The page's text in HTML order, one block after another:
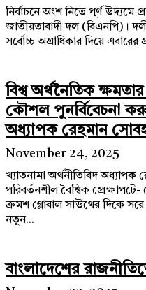
নির্বাচনে অংশ নিতে পূর্ণ উদ্যমে
জাতীয়তাবাদী দল (বিএনপি)।
সর্বোচ্চ অগ্রাধিকার দিয়ে এবারের
বিশ্ব অর্থনৈতিক
কৌশল পুনর্বিবেচনা
অধ্যাপক রেহমান
November 24, 2025
খ্যাতনামা অর্থনীতিবিদ
পরিবর্তনশীল বৈশ্বিক
ক্রমশ গ্লোবাল সাউথের দিকে সরে
নতুন...
বাংলাদেশের